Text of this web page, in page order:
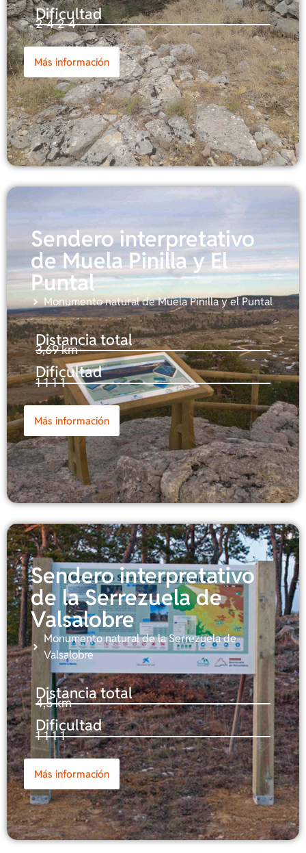
Dificultad
2-4-2-4
Más información
Sendero interpretativo
de Muela Pinilla y El
Puntal
Monumento natural de Muela Pinilla y el Puntal
Distancia total
3,69 km
Dificultad
1-1-1-1
Más información
Sendero interpretativo
de la Serrezuela de
Valsalobre
Monumento natural de la Serrezuela de
Valsalobre
Distancia total
4,5 km
Dificultad
1-1-1-1
Más información